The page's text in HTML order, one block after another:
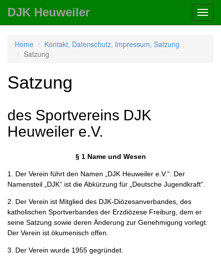
DJK Heuweiler
Home
Kontakt, Datenschutz, Impressum, Satzung
Satzung
Satzung
des Sportvereins DJK
Heuweiler e.V.
§ 1 Name und Wesen
1. Der Verein führt den Namen „DJK Heuweiler e.V.“. Der
Namensteil „DJK“ ist die Abkürzung für „Deutsche Jugendkraft“.
2. Der Verein ist Mitglied des DJK-Diözesanverbandes, des
katholischen Sportverbandes der Erzdiözese Freiburg, dem er
seine Satzung sowie deren Änderung zur Genehmigung vorlegt.
Der Verein ist ökumenisch offen.
3. Der Verein wurde 1955 gegründet.